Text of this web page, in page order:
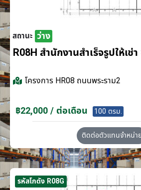
สถานะ ว่าง
R08H สำนักงานสำเร็จรูปให้เช่
โครงการ HR08 ถนนพระราม2
฿22,000 / ต่อเดือน 100 ตรม.
ติดต่อตัวแทนจำหน่า
รหัสโกดัง R08G